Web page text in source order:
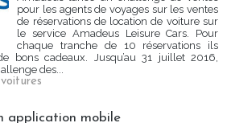
pour les agents de voyages sur les ventes
de réservations de location de voiture sur
le service Amadeus Leisure Cars. Pour
chaque tranche de 10 réservations ils
bons cadeaux. Jusqu’au 31 juillet 2016,
des...
application mobile